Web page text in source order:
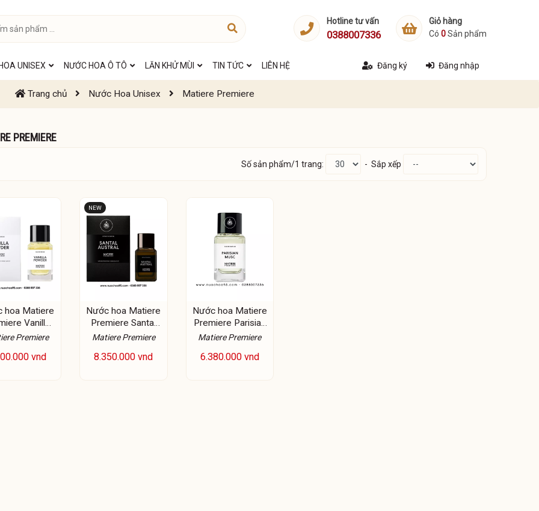
Giỏ hàng
Có 0Sản phẩm
Hotline tư vấn
0388007336
UNISEX NƯỚC HOA Ô TÔ LĂN KHỬ MÙI TIN TỨC LIÊN HỆ Đăng ký Đăng nhập
Trang chủ Nước Hoa Unisex Matiere Premiere
PREMIERE
Số sản phẩm/1 trang: - Sắp xếp
hoa Matiere
Vanilla
EDP
Premiere
vnd
NEW
Nước hoa Matiere
Premiere Santal
Austral Extrait de
Matiere Premiere
8.350.000 vnd
Nước hoa Matiere
Premiere Parisian
Musc EDP
Matiere Premiere
6.380.000 vnd